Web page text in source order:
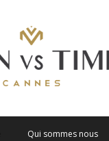
Qui sommes nous